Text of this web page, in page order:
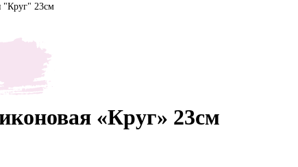
"Круг" 23см
«Круг» 23см